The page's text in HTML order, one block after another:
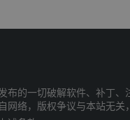
布的一切破解软件、补丁
网络，版权争议与本站无